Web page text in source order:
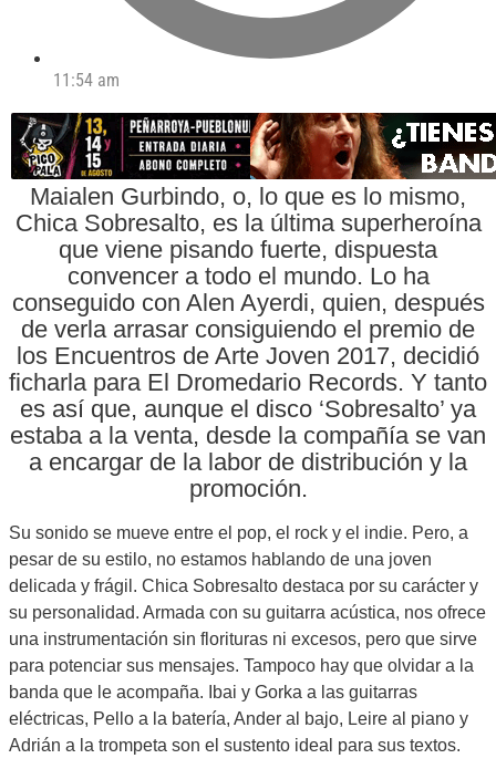
11:54 am
Maialen Gurbindo, o, lo que es lo mismo,
Chica Sobresalto, es la última superheroína
que viene pisando fuerte, dispuesta
convencer a todo el mundo. Lo ha
conseguido con Alen Ayerdi, quien, después
de verla arrasar consiguiendo el premio de
los Encuentros de Arte Joven 2017, decidió
ficharla para El Dromedario Records. Y tanto
es así que, aunque el disco ‘Sobresalto’ ya
estaba a la venta, desde la compañía se van
a encargar de la labor de distribución y la
promoción.
Su sonido se mueve entre el pop, el rock y el indie. Pero, a
pesar de su estilo, no estamos hablando de una joven
delicada y frágil. Chica Sobresalto destaca por su carácter y
su personalidad. Armada con su guitarra acústica, nos ofrece
una instrumentación sin florituras ni excesos, pero que sirve
para potenciar sus mensajes. Tampoco hay que olvidar a la
banda que le acompaña. Ibai y Gorka a las guitarras
eléctricas, Pello a la batería, Ander al bajo, Leire al piano y
Adrián a la trompeta son el sustento ideal para sus textos.